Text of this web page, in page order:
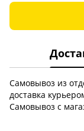
Самовывоз из
доставка
Самовывоз с